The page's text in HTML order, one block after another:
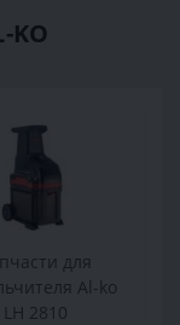
для
Al-ko
LH 2810